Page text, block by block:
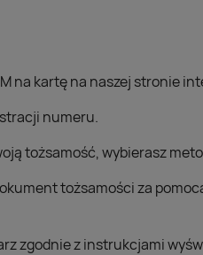
na kartę na naszej stronie
numeru.
tożsamość, wybierasz
tożsamości za
zgodnie z instrukcjami